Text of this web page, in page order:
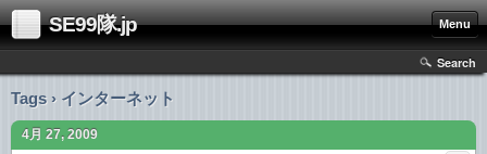
SE99隊.jp Menu
Search
Tags › インターネット
4月 27, 2009